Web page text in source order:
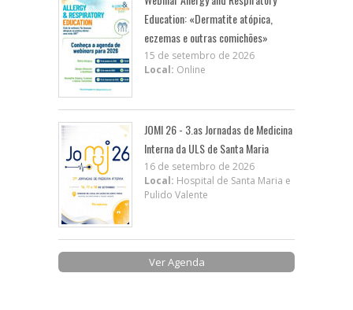
Education: «Dermatite atópica,
eczemas e outras comichões»
15 de setembro de 2026
Local: Online
JOMI 26 - 3.as Jornadas de Medicina
Interna da ULS de Santa Maria
16 de setembro de 2026
Local: Hospital de Santa Maria e
Pulido Valente
Ver Agenda